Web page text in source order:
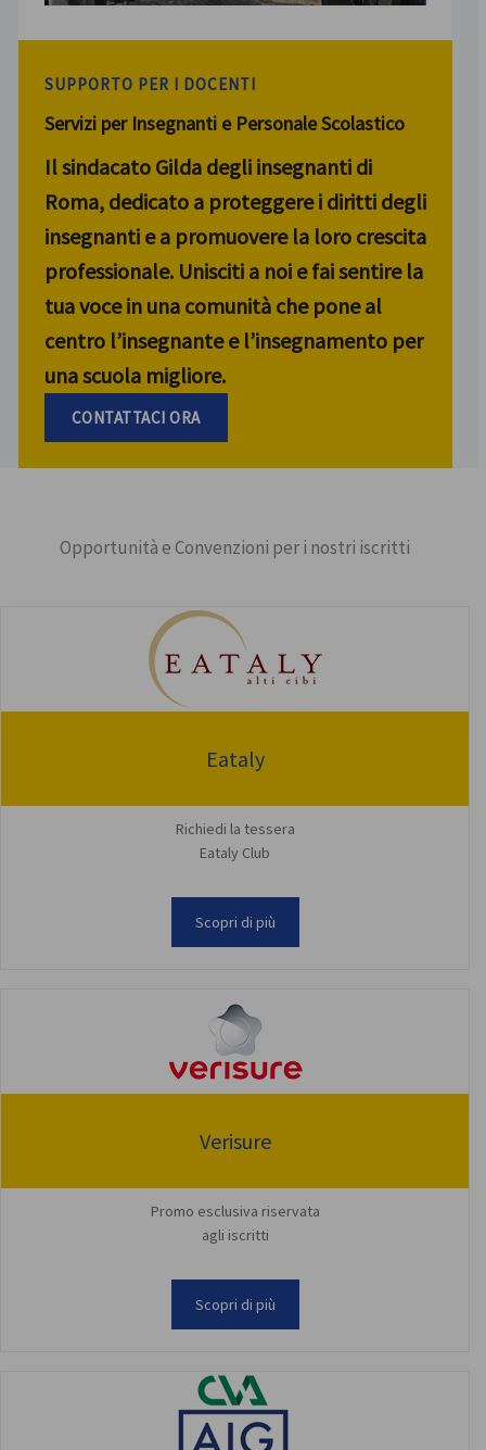
SUPPORTO PER I DOCENTI
Servizi per Insegnanti e Personale Scolastico
Il sindacato Gilda degli insegnanti di
Roma, dedicato a proteggere i diritti degli
insegnanti e a promuovere la loro crescita
professionale. Unisciti a noi e fai sentire la
tua voce in una comunità che pone al
centro l’insegnante e l’insegnamento per
una scuola migliore.
CONTATTACI ORA
Opportunità e Convenzioni per i nostri iscritti
Eataly
Richiedi la tessera
Eataly Club
Scopri di più
Verisure
Promo esclusiva riservata
agli iscritti
Scopri di più